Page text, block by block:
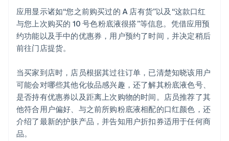
应用显示诸如“您之前购买过的 A 店有货”以及“这款口红
与您上次购买的 10 号色粉底液很搭”等信息。凭借应用预
约功能以及手中的优惠券，用户预约了时间，并决定稍后
前往门店提货。
当买家到店时，店员根据其过往订单，已清楚知晓该用户
可能会对哪些其他化妆品感兴趣，还了解其粉底液色号、
是否持有优惠券以及距离上次购物的时间。店员推荐了其
他符合用户偏好、与之前所购粉底液相配的口红颜色，还
介绍了最新的护肤产品，并告知用户折扣券适用于任何商
品。